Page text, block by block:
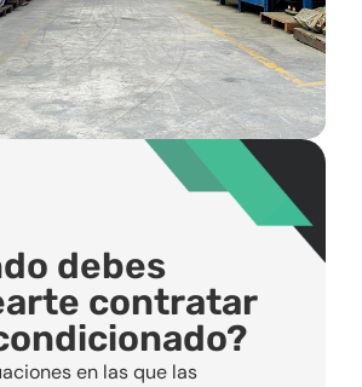
debes
contratar
en las que las